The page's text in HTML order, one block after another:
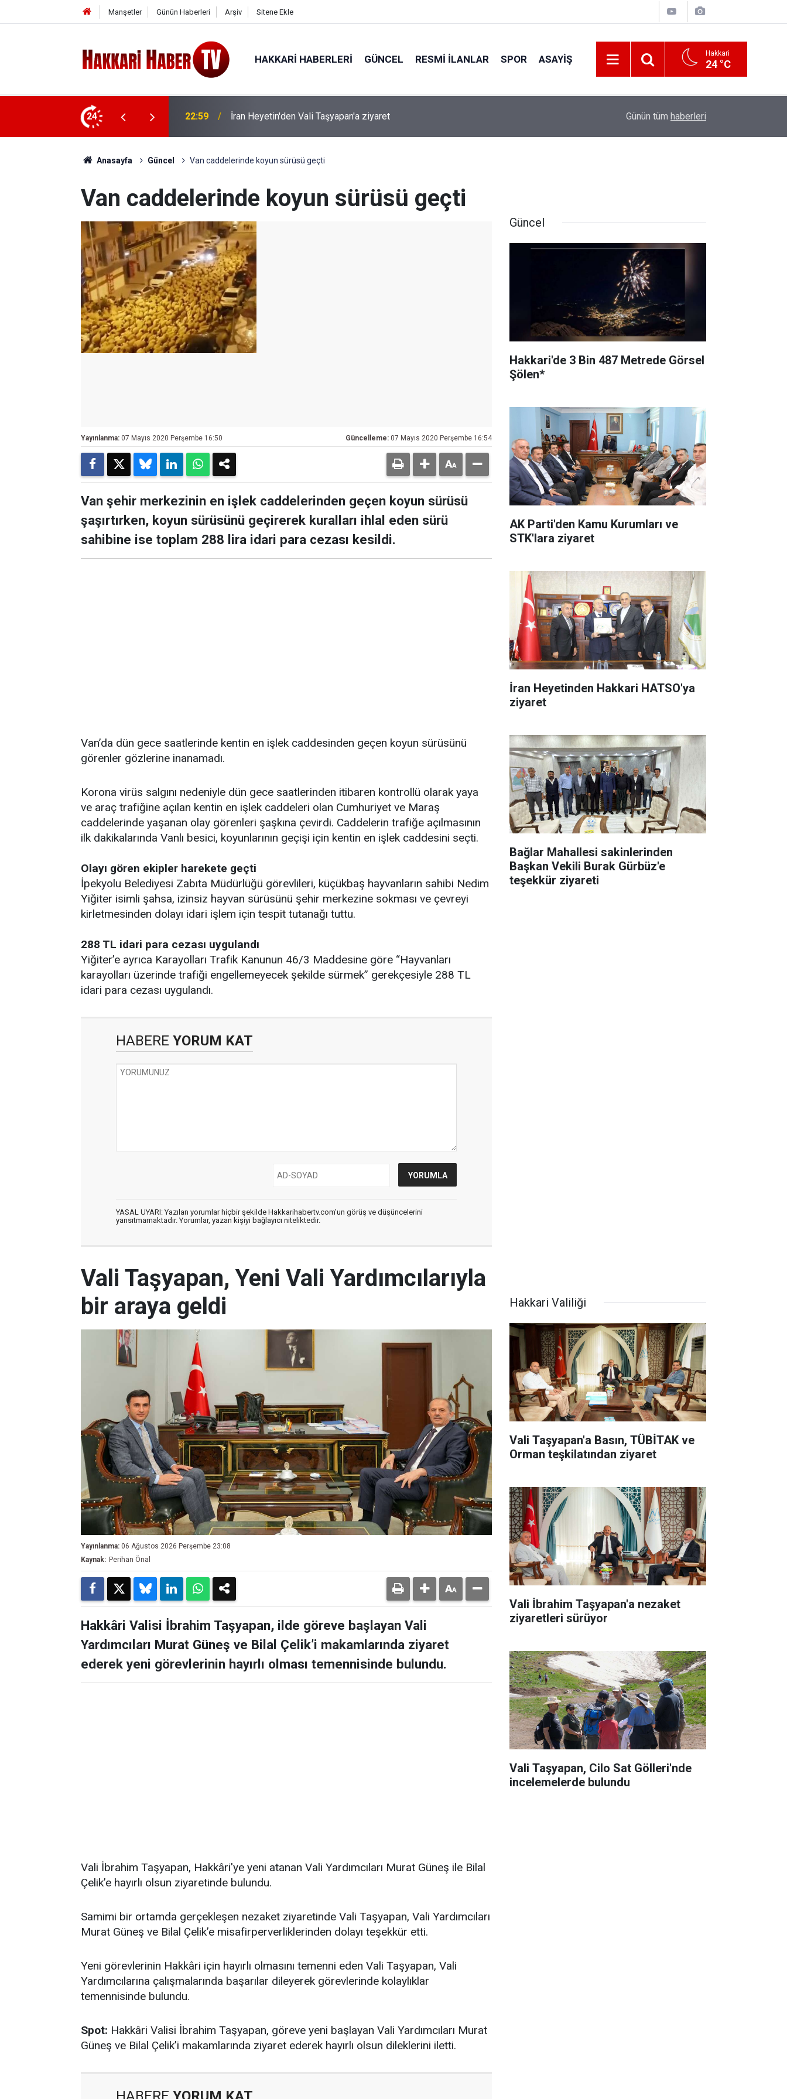
Manşetler Günün Haberleri Arşiv Sitene Ekle
HAKKARI HABERLERI GÜNCEL RESMI İLANLAR SPOR ASAYIŞ Hakkari
24 °C
24 22:53 İran Sınırında 7 Kilo 720 Gram Eroin ele geçirildi Kanat kalbine yenik düştü
Günün tüm haberleri
Anasayfa Güncel Van caddelerinde koyun sürüsü geçti
Van caddelerinde koyun sürüsü geçti
Yayınlanma: 07 Mayıs 2020 Perşembe 16:50 Güncelleme: 07 Mayıs 2020 Perşembe 16:54
Van şehir merkezinin en işlek caddelerinden geçen koyun sürüsü
şaşırtırken, koyun sürüsünü geçirerek kuralları ihlal eden sürü
sahibine ise toplam 288 lira idari para cezası kesildi.
Van’da dün gece saatlerinde kentin en işlek caddesinden geçen koyun sürüsünü
görenler gözlerine inanamadı.
Korona virüs salgını nedeniyle dün gece saatlerinden itibaren kontrollü olarak yaya
ve araç trafiğine açılan kentin en işlek caddeleri olan Cumhuriyet ve Maraş
caddelerinde yaşanan olay görenleri şaşkına çevirdi. Caddelerin trafiğe açılmasının
ilk dakikalarında Vanlı besici, koyunlarının geçişi için kentin en işlek caddesini seçti.
Olayı gören ekipler harekete geçti
İpekyolu Belediyesi Zabıta Müdürlüğü görevlileri, küçükbaş hayvanların sahibi Nedim
Yiğiter isimli şahsa, izinsiz hayvan sürüsünü şehir merkezine sokması ve çevreyi
kirletmesinden dolayı idari işlem için tespit tutanağı tuttu.
288 TL idari para cezası uygulandı
Yiğiter’e ayrıca Karayolları Trafik Kanunun 46/3 Maddesine göre “Hayvanları
karayolları üzerinde trafiği engellemeyecek şekilde sürmek” gerekçesiyle 288 TL
idari para cezası uygulandı.
HABERE YORUM KAT
YASAL UYARI: Yazılan yorumlar hiçbir şekilde Hakkarihabertv.com’un görüş ve düşüncelerini
yansıtmamaktadır. Yorumlar, yazan kişiyi bağlayıcı niteliktedir.
Güncel
Hakkari'de 3 Bin 487 Metrede Görsel
Şölen*
AK Parti'den Kamu Kurumları ve
STK'lara ziyaret
İran Heyetinden Hakkari HATSO'ya
ziyaret
Bağlar Mahallesi sakinlerinden
Başkan Vekili Burak Gürbüz'e
teşekkür ziyareti
Vali Taşyapan, Yeni Vali Yardımcılarıyla
bir araya geldi
Yayınlanma: 06 Ağustos 2026 Perşembe 23:08
Kaynak: Perihan Önal
Hakkâri Valisi İbrahim Taşyapan, ilde göreve başlayan Vali
Yardımcıları Murat Güneş ve Bilal Çelik’i makamlarında ziyaret
ederek yeni görevlerinin hayırlı olması temennisinde bulundu.
Vali İbrahim Taşyapan, Hakkâri'ye yeni atanan Vali Yardımcıları Murat Güneş ile Bilal
Çelik’e hayırlı olsun ziyaretinde bulundu.
Samimi bir ortamda gerçekleşen nezaket ziyaretinde Vali Taşyapan, Vali Yardımcıları
Murat Güneş ve Bilal Çelik’e misafirperverliklerinden dolayı teşekkür etti.
Yeni görevlerinin Hakkâri için hayırlı olmasını temenni eden Vali Taşyapan, Vali
Yardımcılarına çalışmalarında başarılar dileyerek görevlerinde kolaylıklar
temennisinde bulundu.
Spot: Hakkâri Valisi İbrahim Taşyapan, göreve yeni başlayan Vali Yardımcıları Murat
Güneş ve Bilal Çelik’i makamlarında ziyaret ederek hayırlı olsun dileklerini iletti.
Hakkari Valiliği
Vali Taşyapan'a Basın, TÜBİTAK ve
Orman teşkilatından ziyaret
Vali İbrahim Taşyapan'a nezaket
ziyaretleri sürüyor
Vali Taşyapan, Cilo Sat Gölleri'nde
incelemelerde bulundu